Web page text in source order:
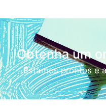
Obtenha um
Estamos prontos e